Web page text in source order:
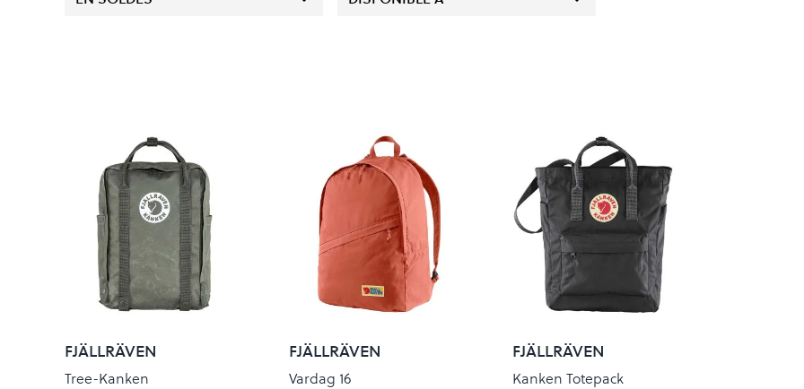
FJÄLLRÄVEN
Tree-Kanken
FJÄLLRÄVEN
Vardag 16
FJÄLLRÄVEN
Kanken Totepack